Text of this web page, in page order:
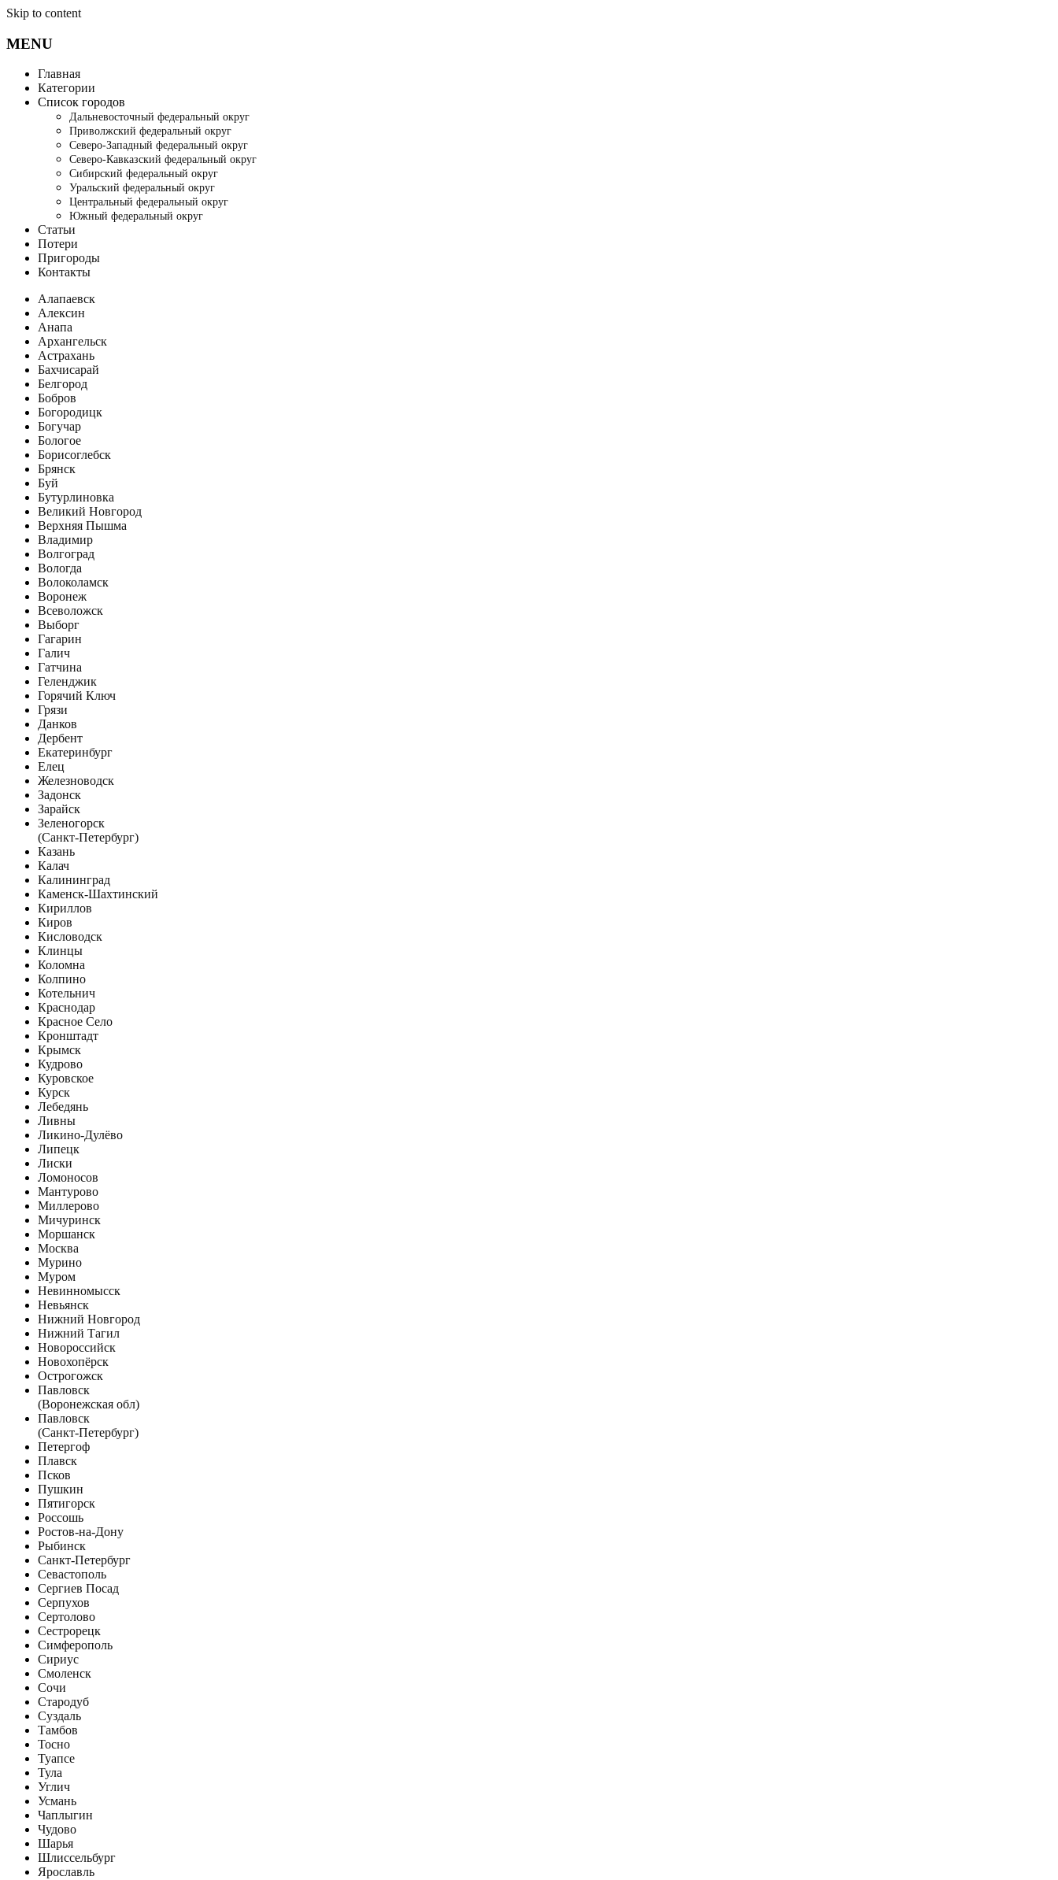
Skip to content
MENU
Главная
Категории
Список городов
Дальневосточный федеральный округ
Приволжский федеральный округ
Северо-Западный федеральный округ
Северо-Кавказский федеральный округ
Сибирский федеральный округ
Уральский федеральный округ
Центральный федеральный округ
Южный федеральный округ
Статьи
Потери
Пригороды
Контакты
Алапаевск
Алексин
Анапа
Архангельск
Астрахань
Бахчисарай
Белгород
Бобров
Богородицк
Богучар
Бологое
Борисоглебск
Брянск
Буй
Бутурлиновка
Великий Новгород
Верхняя Пышма
Владимир
Волгоград
Вологда
Волоколамск
Воронеж
Всеволожск
Выборг
Гагарин
Галич
Гатчина
Геленджик
Горячий Ключ
Грязи
Данков
Дербент
Екатеринбург
Елец
Железноводск
Задонск
Зарайск
Зеленогорск
(Санкт-Петербург)
Казань
Калач
Калининград
Каменск-Шахтинский
Кириллов
Киров
Кисловодск
Клинцы
Коломна
Колпино
Котельнич
Краснодар
Красное Село
Кронштадт
Крымск
Кудрово
Куровское
Курск
Лебедянь
Ливны
Ликино-Дулёво
Липецк
Лиски
Ломоносов
Мантурово
Миллерово
Мичуринск
Моршанск
Москва
Мурино
Муром
Невинномысск
Невьянск
Нижний Новгород
Нижний Тагил
Новороссийск
Новохопёрск
Острогожск
Павловск
(Воронежская обл)
Павловск
(Санкт-Петербург)
Петергоф
Плавск
Псков
Пушкин
Пятигорск
Россошь
Ростов-на-Дону
Рыбинск
Санкт-Петербург
Севастополь
Сергиев Посад
Серпухов
Сертолово
Сестрорецк
Симферополь
Сириус
Смоленск
Сочи
Стародуб
Суздаль
Тамбов
Тосно
Туапсе
Тула
Углич
Усмань
Чаплыгин
Чудово
Шарья
Шлиссельбург
Ярославль